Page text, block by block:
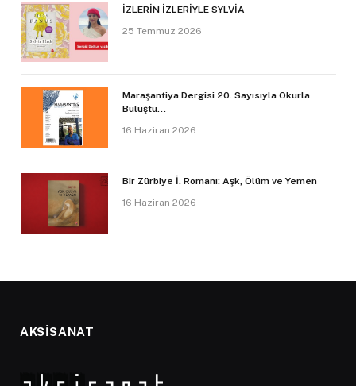
İZLERİN İZLERİYLE SYLVİA
25 Temmuz 2026
Maraşantiya Dergisi 20. Sayısıyla Okurla
Buluştu…
16 Haziran 2026
Bir Zürbiye İ. Romanı: Aşk, Ölüm ve Yemen
16 Haziran 2026
AKSİSANAT